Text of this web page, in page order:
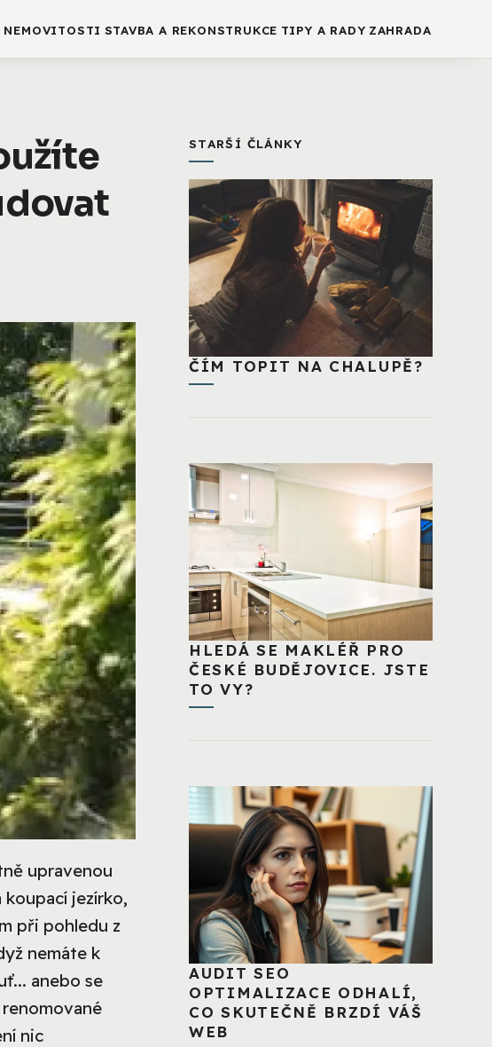
NEMOVITOSTI STAVBA A REKONSTRUKCE TIPY A RADY ZAHRADA
upravenou
jezírko,
při pohledu z
nemáte k
anebo se
nic
STARŠÍ ČLÁNKY
ČÍM TOPIT NA CHALUPĚ?
HLEDÁ SE MAKLÉŘ PRO
ČESKÉ BUDĚJOVICE. JSTE
TO VY?
AUDIT SEO
OPTIMALIZACE ODHALÍ,
CO SKUTEČNĚ BRZDÍ VÁŠ
WEB